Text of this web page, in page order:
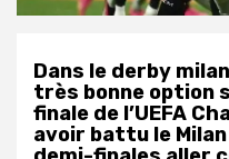
Dans le derby
très bonne option
finale de l’UEFA
avoir battu le